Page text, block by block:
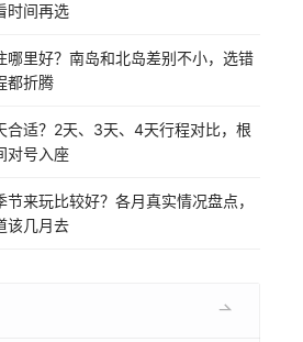
时间再选
哪里好？南岛和北岛差别不小，选错
都折腾
合适？2天、3天、4天行程对比，根
对号入座
节来玩比较好？各月真实情况盘点，
该几月去